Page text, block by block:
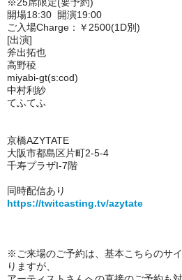
開場18:30 開演19:00
ご入場Charge：￥2500(1D別)
[出演]
斧出拓也
高野稜
miyabi-gt(s:cod)
中村利紗
てふてふ
京橋AZYTATE
大阪市都島区片町2-5-4
千寿プラザI-7階
同時配信あり
https://twitcasting.tv/azytate
※ご来場のご予約は、基本こちらのサ
りますが、